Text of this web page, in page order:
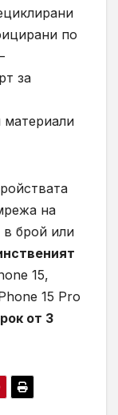
по
за
на
в брой или
15,
15 Pro
от 3